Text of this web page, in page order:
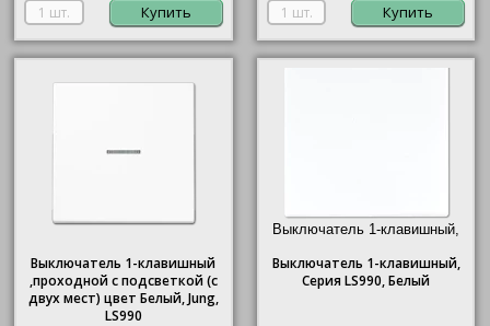
Купить Купить
Выключатель 1-клавишный
,проходной с подсветкой (с
двух мест) цвет Белый, Jung,
LS990
Выключатель 1-клавишный,
Выключатель 1-клавишный,
Серия LS990, Белый